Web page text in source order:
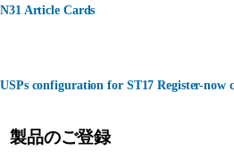
N31 Article Cards
USPs configuration for ST17 Register-now
製品のご登録